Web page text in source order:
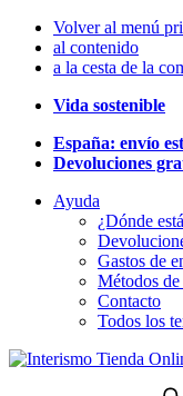
Volver al menú
al contenido
a la cesta de la
Vida sostenible
España: envío
Devoluciones
Ayuda
¿Dónde
Gastos de
Métodos de
Contacto
Todos los